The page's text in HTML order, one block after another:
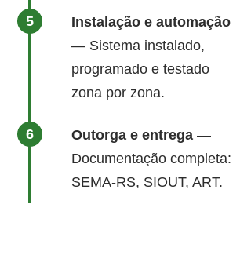
Instalação e automação
— Sistema instalado,
programado e testado
zona por zona.
Outorga e entrega —
Documentação completa:
SEMA-RS, SIOUT, ART.